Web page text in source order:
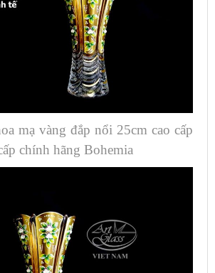
mạ vàng đắp nổi 25cm cao cấp
chính hãng Bohemia